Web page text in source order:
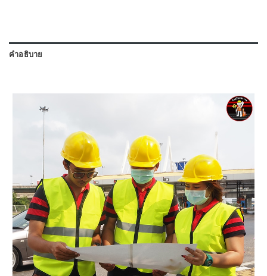
คำอธิบาย